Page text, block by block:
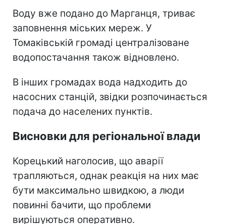
Воду вже подано до Марганця, триває
заповнення міських мереж. У
Томаківській громаді централізоване
водопостачання також відновлено.
В інших громадах вода надходить до
насосних станцій, звідки розпочинається
подача до населених пунктів.
Висновки для регіональної влади
Корецький наголосив, що аварії
трапляються, однак реакція на них має
бути максимально швидкою, а люди
повинні бачити, що проблеми
вирішуються оперативно.